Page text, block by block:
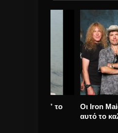
Οι Iron Maiden
αυτό το καλοκαίρι!